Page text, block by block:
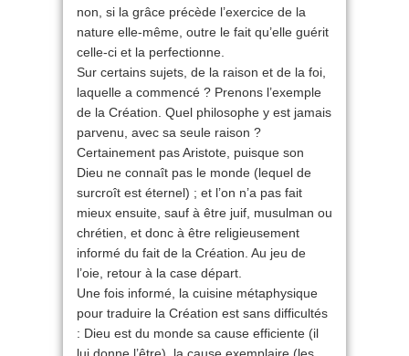
non, si la grâce précède l’exercice de la
nature elle-même, outre le fait qu’elle guérit
celle-ci et la perfectionne.
Sur certains sujets, de la raison et de la foi,
laquelle a commencé ? Prenons l’exemple
de la Création. Quel philosophe y est jamais
parvenu, avec sa seule raison ?
Certainement pas Aristote, puisque son
Dieu ne connaît pas le monde (lequel de
surcroît est éternel) ; et l’on n’a pas fait
mieux ensuite, sauf à être juif, musulman ou
chrétien, et donc à être religieusement
informé du fait de la Création. Au jeu de
l’oie, retour à la case départ.
Une fois informé, la cuisine métaphysique
pour traduire la Création est sans difficultés
: Dieu est du monde sa cause efficiente (il